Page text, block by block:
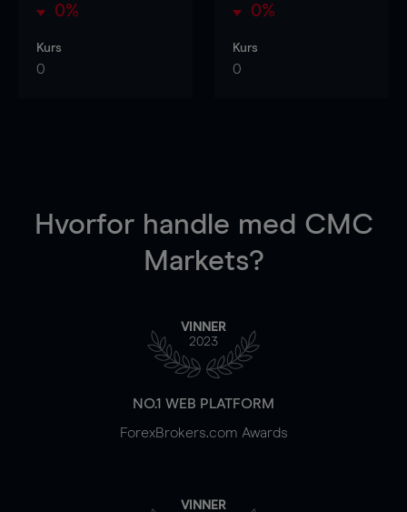
0%
Kurs
0
0%
Kurs
0
Hvorfor handle med CMC
Markets?
VINNER
2023
NO.1 WEB PLATFORM
ForexBrokers.com Awards
VINNER